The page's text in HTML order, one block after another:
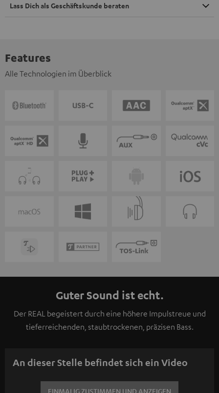
Lass Dich als Geschäftskunde beraten
Features
Alle Technologien im Überblick
Guter Sound ist echt.
Der REAL begeistert durch eine höhere Impulstreue und
tieferreichenden, staubtrockenen, präzisen Bass.
An dieser Stelle befindet sich ein Video
EINMALIG ZUSTIMMEN UND ANZEIGEN